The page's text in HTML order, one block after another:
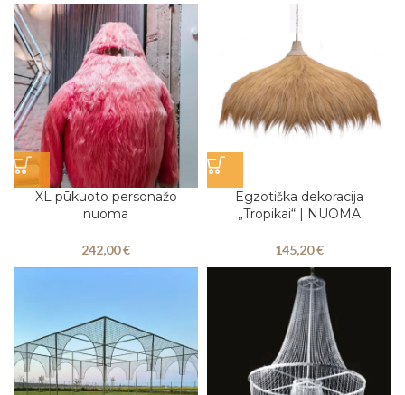
XL pūkuoto personažo
nuoma
242,00€
Egzotiška dekoracija
„Tropikai“ | NUOMA
145,20€